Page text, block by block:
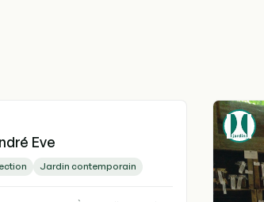
Eve
Jardin contemporain